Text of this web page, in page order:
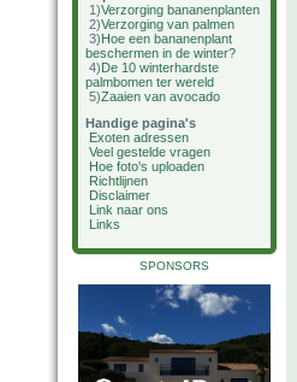
1)Verzorging bananenplanten
2)Verzorging van palmen
3)Hoe een bananenplant
beschermen in de winter?
4)De 10 winterhardste
palmbomen ter wereld
5)Zaaien van avocado
Handige pagina's
Exoten adressen
Veel gestelde vragen
Hoe foto's uploaden
Richtlijnen
Disclaimer
Link naar ons
Links
SPONSORS